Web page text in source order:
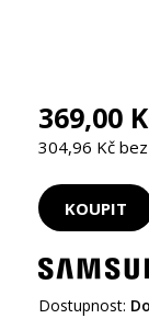
369,00
304,96 Kč
Dostupnost: